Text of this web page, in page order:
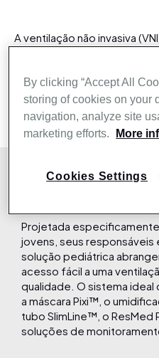
A ventilação não invasiva
transtornos respiratórios e
adultos nos últimos 30
pediátricos tem crescido
Solução De
Projetada
jovens, seus responsáveis
solução pediátrica
acesso fácil a uma
qualidade. O sistema ideal
a máscara Pixi™, o
tubo SlimLine™, o ResMed
soluções de
By clicking “Accept All
storing of cookies on your
navigation, analyze site
marketing efforts.
More
Cookies Settings